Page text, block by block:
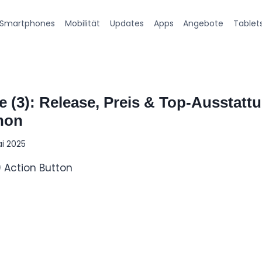
Smartphones Mobilität Updates Apps Angebote
(3): Release, Preis & Top-
2025